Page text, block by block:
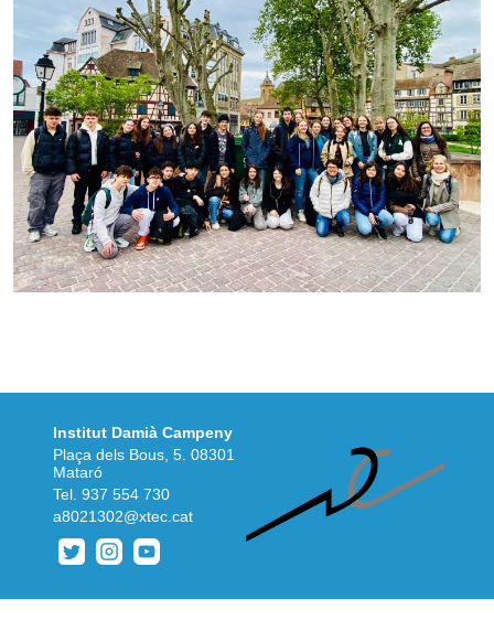
Institut Damià Campeny
Plaça dels Bous, 5. 08301
Mataró
Tel. 937 554 730
a8021302@xtec.cat